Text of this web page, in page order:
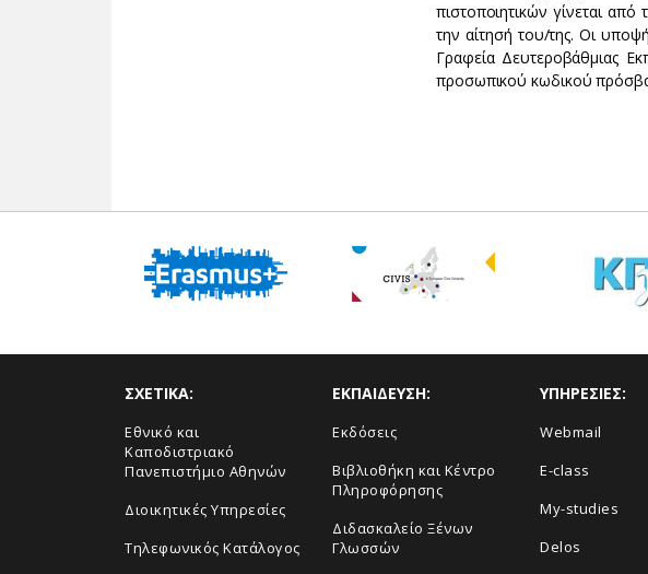
πιστοποιητικών γίνεται
την αίτησή του/της. Οι
Γραφεία Δευτεροβάθμιας
προσωπικού κωδικού
ΣΧΕΤΙΚΑ:
Εθνικό και
Καποδιστριακό
Πανεπιστήμιο Αθηνών
Διοικητικές Υπηρεσίες
Τηλεφωνικός Κατάλογος
ΕΚΠΑΙΔΕΥΣΗ:
Εκδόσεις
Βιβλιοθήκη και Κέντρο
Πληροφόρησης
Διδασκαλείο Ξένων
Γλωσσών
ΥΠΗΡΕΣΙΕΣ:
Webmail
E-class
My-studies
Delos